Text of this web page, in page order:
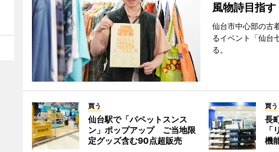
風物詩目指す
仙台市中心部の古
るイベント「仙台
る。
買う
仙台駅で「パペットスンス
ン」ポップアップ ご当地限
定グッズ含む90点超販売
買う
長
機